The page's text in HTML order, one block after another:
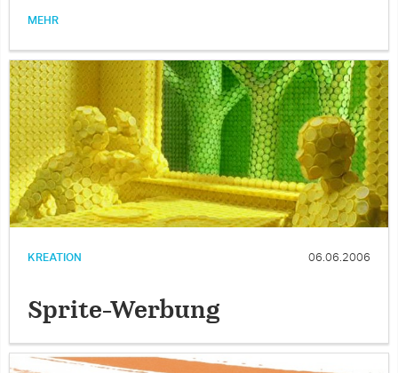
MEHR
KREATION 06.06.2006
Sprite-Werbung